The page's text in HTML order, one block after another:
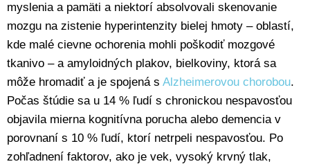
myslenia a pamäti a niektorí absolvovali skenovanie
mozgu na zistenie hyperintenzity bielej hmoty – oblastí,
kde malé cievne ochorenia mohli poškodiť mozgové
tkanivo – a amyloidných plakov, bielkoviny, ktorá sa
môže hromadiť a je spojená s Alzheimerovou chorobou.
Počas štúdie sa u 14 % ľudí s chronickou nespavosťou
objavila mierna kognitívna porucha alebo demencia v
porovnaní s 10 % ľudí, ktorí netrpeli nespavosťou. Po
zohľadnení faktorov, ako je vek, vysoký krvný tlak,